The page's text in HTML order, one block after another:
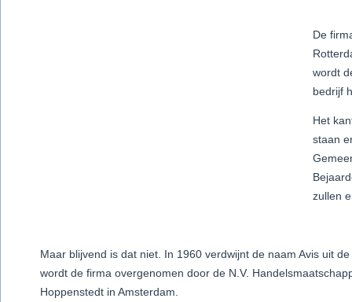
De
wordt
bedrijf
Het
staan
zullen
Maar blijvend is dat niet. In 1960 verdwijnt de naam Avis uit
wordt de firma overgenomen door de N.V.
Hoppenstedt in Amsterdam.